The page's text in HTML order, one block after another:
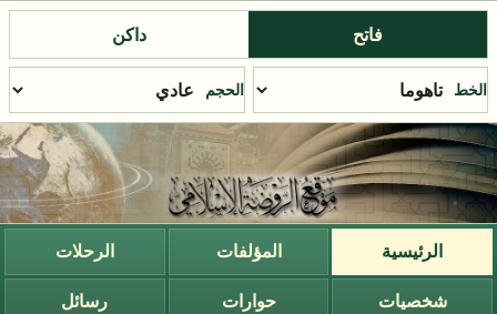
فاتح داكن
الخط الحجم
الرئيسية المؤلفات الرحلات
شخصيات حوارات رسائل